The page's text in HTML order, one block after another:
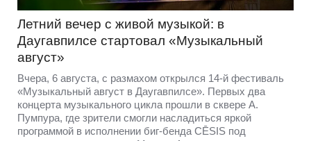
Летний вечер с живой музыкой: в
Даугавпилсе стартовал «Музыкальный
август»
Вчера, 6 августа, с размахом открылся 14-й фестиваль
«Музыкальный август в Даугавпилсе». Первых два
концерта музыкального цикла прошли в сквере А.
Пумпура, где зрители смогли насладиться яркой
программой в исполнении биг-бенда CĒSIS под